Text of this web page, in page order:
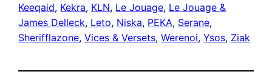
Keeqaid, Kekra, KLN, Le Jouage, Le Jouage &
James Delleck, Leto, Niska, PEKA, Serane
Sherifflazone, Vices & Versets, Werenoi, Ysos, Ziak